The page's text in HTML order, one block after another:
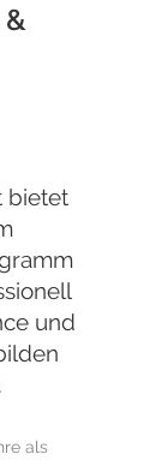
bietet
und
als